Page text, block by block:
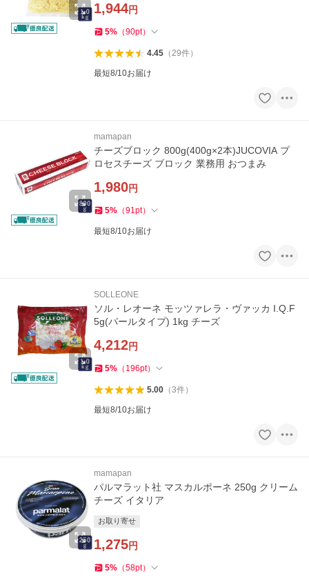
1,944円
5% （90pt）
4.45（29件）
最短8/10お届け
mamapan
チーズブロック 800g(400g×2本)JUCOVIA プ
ロセスチーズ ブロック 業務用 おつまみ
1,980円
5% （91pt）
最短8/10お届け
SOLLEONE
ソル・レオーネ モッツァレラ・ヴァッカ I.Q.F
5g(パールタイプ) 1kg チーズ
4,212円
5% （ 196pt）
5.00（3件）
最短8/10お届け
mamapan
パルマラット社 マスカルポーネ 250g クリーム
チーズ イタリア
お取り寄せ
1,275円
5% （58pt）